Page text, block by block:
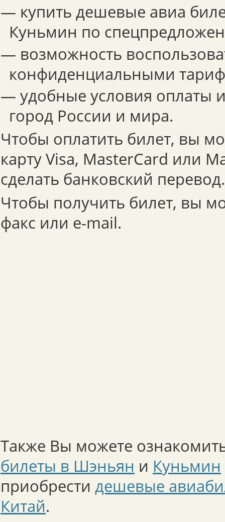
— купить дешевые авиа
Куньмин по
— возможность
конфиденциальными
— удобные условия оплаты
город России и мира.
Чтобы оплатить билет, вы
карту Visa, MasterCard или
сделать банковский перевод.
Чтобы получить билет, вы
факс или e-mail.
Также Вы можете
билеты в Шэньян и Куньмин
приобрести дешевые
Китай.